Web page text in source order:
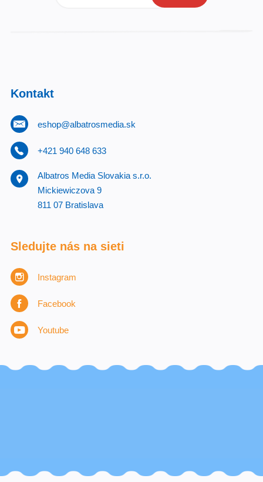
Kontakt
eshop@albatrosmedia.sk
+421 940 648 633
Albatros Media Slovakia s.r.o.
Mickiewiczova 9
811 07 Bratislava
Sledujte nás na sieti
Instagram
Facebook
Youtube